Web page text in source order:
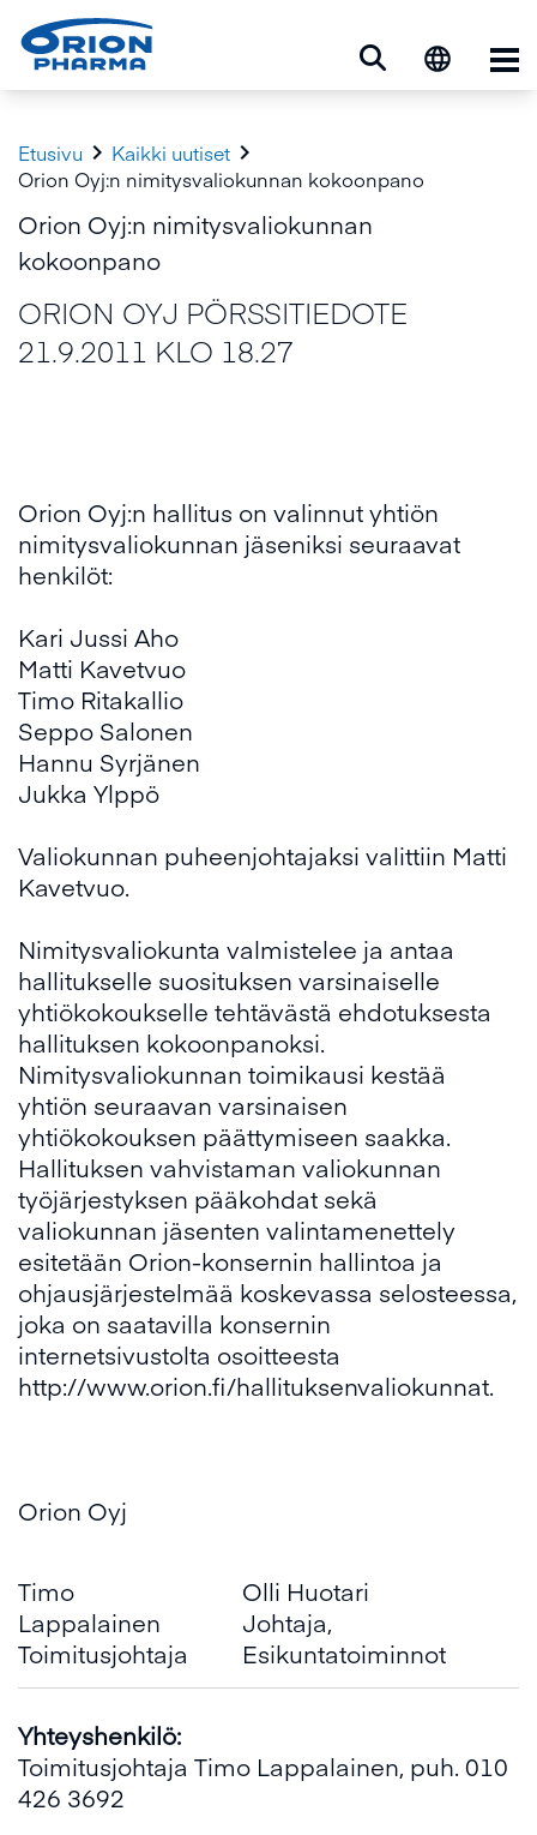
Etusivu  Kaikki uutiset 
Orion Oyj:n nimitysvaliokunnan kokoonpano
Orion Oyj:n nimitysvaliokunnan
kokoonpano
ORION OYJ PÖRSSITIEDOTE
21.9.2011 KLO 18.27
Orion Oyj:n hallitus on valinnut yhtiön
nimitysvaliokunnan jäseniksi seuraavat
henkilöt:
Kari Jussi Aho
Matti Kavetvuo
Timo Ritakallio
Seppo Salonen
Hannu Syrjänen
Jukka Ylppö
Valiokunnan puheenjohtajaksi valittiin Matti
Kavetvuo.
Nimitysvaliokunta valmistelee ja antaa
hallitukselle suosituksen varsinaiselle
yhtiökokoukselle tehtävästä ehdotuksesta
hallituksen kokoonpanoksi.
Nimitysvaliokunnan toimikausi kestää
yhtiön seuraavan varsinaisen
yhtiökokouksen päättymiseen saakka.
Hallituksen vahvistaman valiokunnan
työjärjestyksen pääkohdat sekä
valiokunnan jäsenten valintamenettely
esitetään Orion-konsernin hallintoa ja
ohjausjärjestelmää koskevassa selosteessa,
joka on saatavilla konsernin
internetsivustolta osoitteesta
http://www.orion.fi/hallituksenvaliokunnat.
Orion Oyj
Timo
Lappalainen
Toimitusjohtaja
Olli Huotari
Johtaja,
Esikuntatoiminnot
Yhteyshenkilö:
Toimitusjohtaja Timo Lappalainen, puh. 010
426 3692